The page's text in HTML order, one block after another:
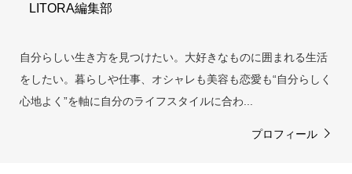
LITORA編集部
自分らしい生き方を見つけたい。大好きなものに囲まれる生活
をしたい。暮らしや仕事、オシャレも美容も恋愛も“自分らしく
心地よく”を軸に自分のライフスタイルに合わ...
プロフィール